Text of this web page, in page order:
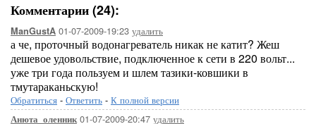
Комментарии (24):
ManGustA 01-07-2009-19:23 удалить
а че, проточный водонагреватель никак не катит? Жеш
дешевое удовольствие, подключенное к сети в 220 вольт...
уже три года пользуем и шлем тазики-ковшики в
тмутараканьскую!
Обратиться - Ответить - К полной версии
Анюта_оленник01-07-2009-20:47 удалить